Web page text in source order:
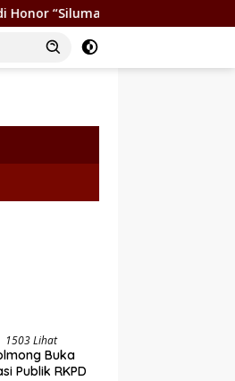
Wabup Dony Lumenta
1503 Lihat
Buka
Publik RKPD